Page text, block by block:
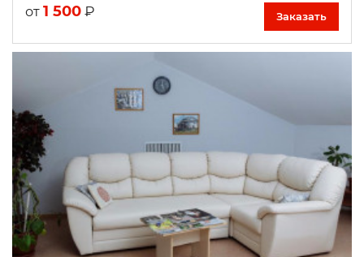
от 1 500 ₽ Заказать